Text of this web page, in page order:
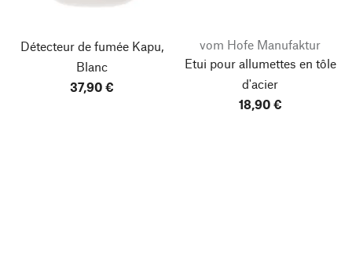
Détecteur de fumée Kapu,
Blanc
37,90 €
vom Hofe Manufaktur
Etui pour allumettes en tôle
d'acier
18,90 €